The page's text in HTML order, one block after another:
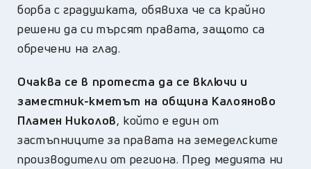
борба с градушката, обявиха че са крайно
решени да си търсят правата, защото са
обречени на глад.
Очаква се в протеста да се включи и
заместник-кметът на община Калояново
Пламен Николов, който е един от
застъпниците за правата на земеделските
производители от региона. Пред медията ни